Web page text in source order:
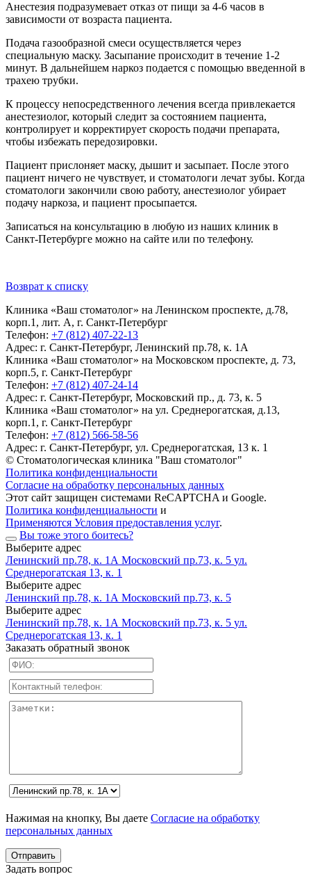
Анестезия подразумевает отказ от пищи за 4-6 часов в
зависимости от возраста пациента.
Подача газообразной смеси осуществляется через
специальную маску. Засыпание происходит в течение 1-2
минут. В дальнейшем наркоз подается с помощью введенной в
трахею трубки.
К процессу непосредственного лечения всегда привлекается
анестезиолог, который следит за состоянием пациента,
контролирует и корректирует скорость подачи препарата,
чтобы избежать передозировки.
Пациент прислоняет маску, дышит и засыпает. После этого
пациент ничего не чувствует, и стоматологи лечат зубы. Когда
стоматологи закончили свою работу, анестезиолог убирает
подачу наркоза, и пациент просыпается.
Записаться на консультацию в любую из наших клиник в
Санкт-Петербурге можно на сайте или по телефону.
Возврат к списку
Клиника «Ваш стоматолог» на Ленинском проспекте, д.78,
корп.1, лит. А, г. Санкт-Петербург
Телефон: +7 (812) 407-22-13
Адрес: г. Санкт-Петербург, Ленинский пр.78, к. 1А
Клиника «Ваш стоматолог» на Московском проспекте, д. 73,
корп.5, г. Санкт-Петербург
Телефон: +7 (812) 407-24-14
Адрес: г. Санкт-Петербург, Московский пр., д. 73, к. 5
Клиника «Ваш стоматолог» на ул. Среднерогатская, д.13,
корп.1, г. Санкт-Петербург
Телефон: +7 (812) 566-58-56
Адрес: г. Санкт-Петербург, ул. Среднерогатская, 13 к. 1
© Стоматологическая клиника "Ваш стоматолог"
Политика конфиденциальности
Согласие на обработку персональных данных
Этот сайт защищен системами ReCAPTCHA и Google.
Политика конфиденциальности и
Применяются Условия предоставления услуг.
Вы тоже этого боитесь?
Выберите адрес
Ленинский пр.78, к. 1А Московский пр.73, к. 5 ул.
Среднерогатская 13, к. 1
Выберите адрес
Ленинский пр.78, к. 1А Московский пр.73, к. 5
Выберите адрес
Ленинский пр.78, к. 1А Московский пр.73, к. 5 ул.
Среднерогатская 13, к. 1
Заказать обратный звонок
Нажимая на кнопку, Вы даете Согласие на обработку
персональных данных
Задать вопрос